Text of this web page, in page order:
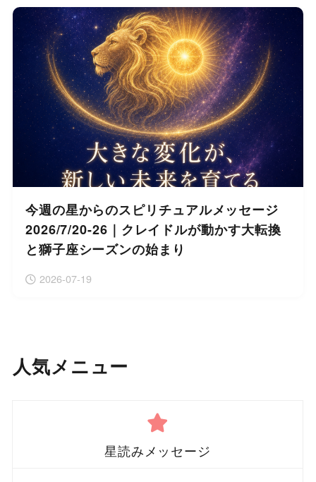
今週の星からのスピリチュアルメッセージ
2026/7/20-26｜クレイドルが動かす大転換
と獅子座シーズンの始まり
2026-07-19
人気メニュー
星読みメッセージ